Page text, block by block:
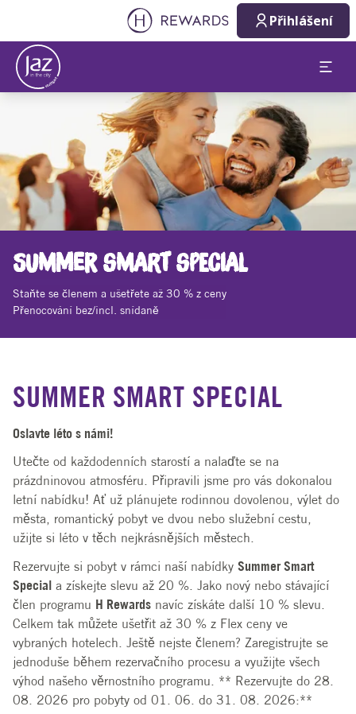
Přihlášení
SUMMER SMART SPECIAL
Staňte se členem a ušetřete až 30 % z ceny
Přenocování bez/incl. snídaně
SUMMER SMART SPECIAL
Oslavte léto s námi!
Utečte od každodenních starostí a nalaďte se na
prázdninovou atmosféru. Připravili jsme pro vás dokonalou
letní nabídku! Ať už plánujete rodinnou dovolenou, výlet do
města, romantický pobyt ve dvou nebo služební cestu,
užijte si léto v těch nejkrásnějších městech.
Rezervujte si pobyt v rámci naší nabídky Summer Smart
Special a získejte slevu až 20 %. Jako nový nebo stávající
člen programu H Rewards navíc získáte další 10 % slevu.
Celkem tak můžete ušetřit až 30 % z Flex ceny ve
vybraných hotelech. Ještě nejste členem? Zaregistrujte se
jednoduše během rezervačního procesu a využijte všech
výhod našeho věrnostního programu. ** Rezervujte do 28.
08. 2026 pro pobyty od 01. 06. do 31. 08. 2026:**